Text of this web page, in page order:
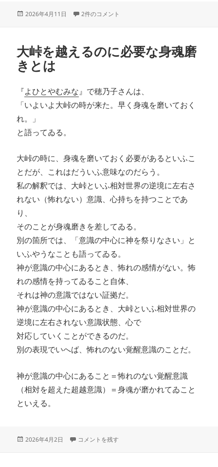
投
2026年4月11日 人類全体がふるいにかけられている への
2件のコメント
大峠を越えるのに必要な身魂磨
きとは
『よひとやむみな』で穂乃子さんは、
「いよいよ大峠の時が来た。早く身魂を磨いておく
れ。」
と語ってゐる。
大峠の時に、身魂を磨いておく必要があるといふこ
とだが、これはだういふ意味なのだらう。
私の解釈では、大峠といふ相対世界の逆境に左右さ
れない（怖れない）意識、心持ちを持つことであ
り、
そのことが身魂磨きを差してゐる。
別の箇所では、「意識の中心に神を祭りなさい」と
いふやうなことも語ってゐる。
神が意識の中心にあるとき、怖れの感情がない。怖
れの感情を持ってゐること自体、
それは神の意識ではない証拠だ。
神が意識の中心にあるとき、大峠といふ相対世界の
逆境に左右されない意識状態、心で
対応していくことができるのだ。
別の表現でいへば、怖れのない覚醒意識のことだ。
神が意識の中心にあること＝怖れのない覚醒意識
（相対を超えた超越意識）＝身魂が磨かれてゐこと
といえる。
投
2026年4月2日 大峠を越えるのに必要な身魂磨きとは に
コメントを残す